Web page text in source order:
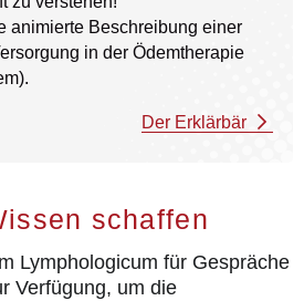
animierte Beschreibung einer
in der Ödemtherapie
Der Erklärbär
schaffen
Lymphologicum für Gespräche
Verfügung, um die